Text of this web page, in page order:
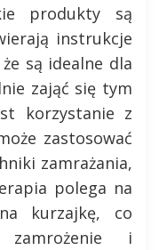
produkty są
instrukcje
są idealne dla
zająć się tym
korzystanie z
zastosować
zamrażania,
polega na
kurzajkę, co
i